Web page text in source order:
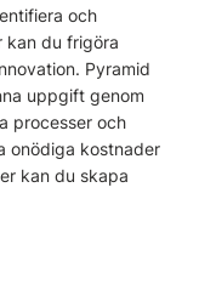
och
kan du frigöra
Pyramid
uppgift genom
processer och
onödiga kostnader
kan du skapa